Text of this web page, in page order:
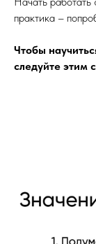
практика –
Чтобы
следуйте этим